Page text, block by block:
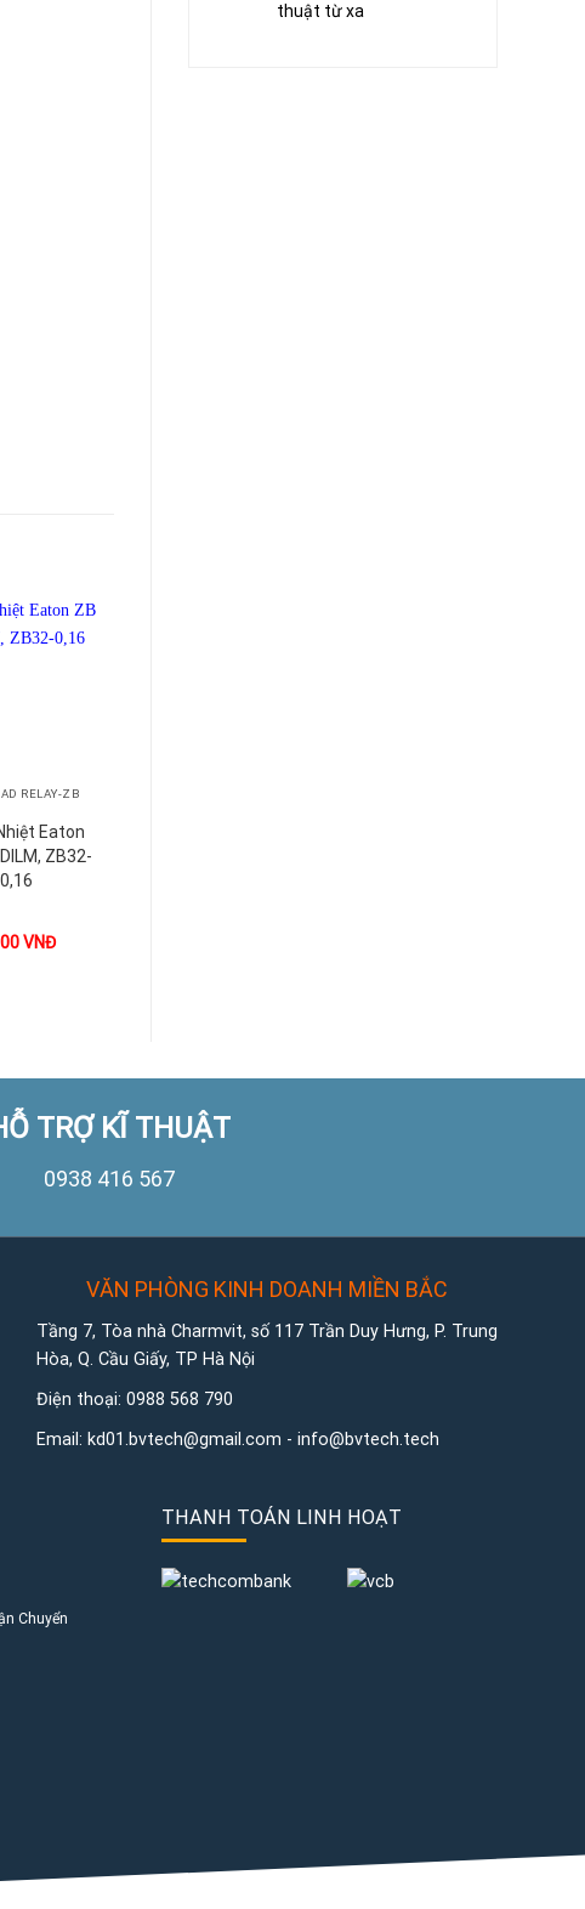
thuật từ xa
RELAY-ZB
Eaton
ZB32-
0,16
VNĐ
TRỢ KĨ THUẬT
0938 416 567
VĂN PHÒNG KINH DOANH MIỀN BẮC
Tầng 7, Tòa nhà Charmvit, số 117 Trần Duy Hưng, P. Trung
Hòa, Q. Cầu Giấy, TP Hà Nội
Điện thoại: 0988 568 790
Email: kd01.bvtech@gmail.com - info@bvtech.tech
Chuyển
THANH TOÁN LINH HOẠT